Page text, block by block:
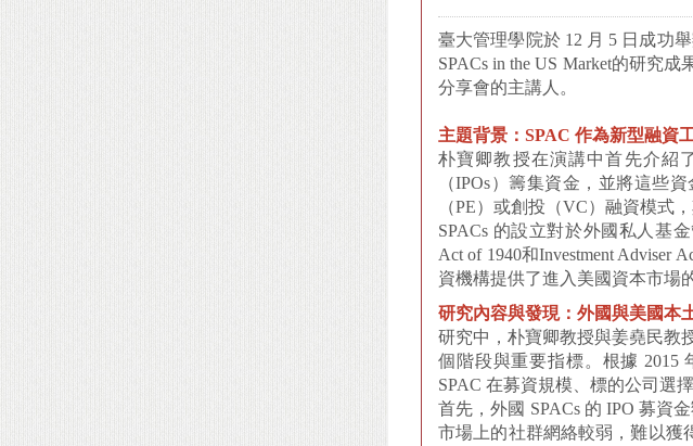
臺大管理學院於 12 月 5 日成功
SPACs in the US Market的研究
分享會的主講人。
主題背景：SPAC 作為新型融資
朴寶卿教授在演講中首先介紹
（IPOs）籌集資金，並將這些
（PE）或創投（VC）融資模式
SPACs 的設立對於外國私人基
Act of 1940和Investment
資機構提供了進入美國資本市場
研究內容與發現：外國與美國本
研究中，朴寶卿教授與姜堯民教
個階段與重要指標。根據 2015
SPAC 在募資規模、標的公司選
首先，外國 SPACs 的 IPO 募資
市場上的社群網絡較弱，難以獲